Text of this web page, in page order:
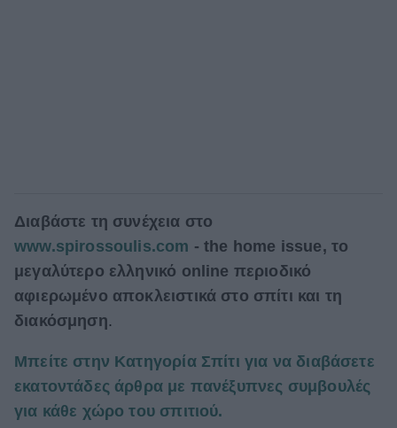
Διαβάστε τη συνέχεια στο
www.spirossoulis.com - the home issue, το
μεγαλύτερο ελληνικό online περιοδικό
αφιερωμένο αποκλειστικά στο σπίτι και τη
διακόσμηση.
Μπείτε στην Κατηγορία Σπίτι για να διαβάσετε
εκατοντάδες άρθρα με πανέξυπνες συμβουλές
για κάθε χώρο του σπιτιού.